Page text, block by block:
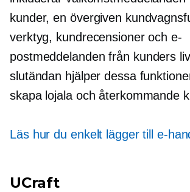
kunder, en övergiven
verktyg, kundrecensioner och e-
postmeddelanden från kunders
slutändan hjälper dessa
skapa lojala och återkommande
Läs hur du enkelt lägger till e-
UCraft